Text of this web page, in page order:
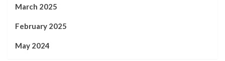
March 2025
February 2025
May 2024